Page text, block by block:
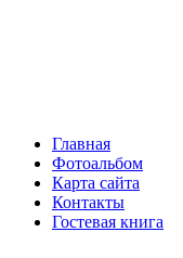
Главная
Фотоальбом
Карта сайта
Контакты
Гостевая книга